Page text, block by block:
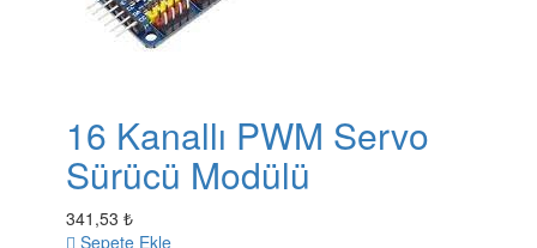
16 Kanallı PWM Servo
Sürücü Modülü
341,53 ₺
Sepete Ekle